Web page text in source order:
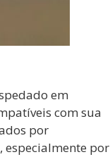
em
com sua
por
, especialmente por